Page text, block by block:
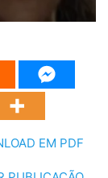
EM PDF